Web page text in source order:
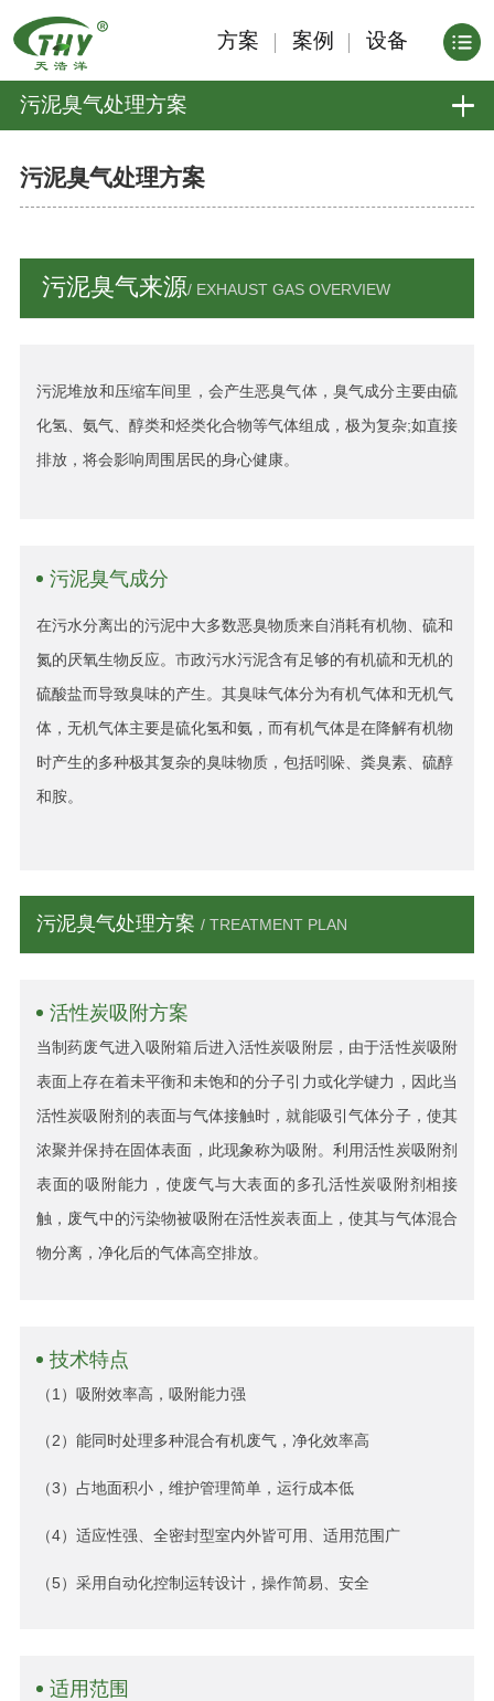
方案 案例 设备
污泥臭气处理方案
污泥臭气处理方案
污泥臭气来源/ EXHAUST GAS OVERVIEW
污泥堆放和压缩车间里，会产生恶臭气体，臭气成分主要由硫
化氢、氨气、醇类和烃类化合物等气体组成，极为复杂;如直接
排放，将会影响周围居民的身心健康。
污泥臭气成分
在污水分离出的污泥中大多数恶臭物质来自消耗有机物、硫和
氮的厌氧生物反应。市政污水污泥含有足够的有机硫和无机的
硫酸盐而导致臭味的产生。其臭味气体分为有机气体和无机气
体，无机气体主要是硫化氢和氨，而有机气体是在降解有机物
时产生的多种极其复杂的臭味物质，包括吲哚、粪臭素、硫醇
和胺。
污泥臭气处理方案 / TREATMENT PLAN
活性炭吸附方案
当制药废气进入吸附箱后进入活性炭吸附层，由于活性炭吸附
表面上存在着未平衡和未饱和的分子引力或化学键力，因此当
活性炭吸附剂的表面与气体接触时，就能吸引气体分子，使其
浓聚并保持在固体表面，此现象称为吸附。利用活性炭吸附剂
表面的吸附能力，使废气与大表面的多孔活性炭吸附剂相接
触，废气中的污染物被吸附在活性炭表面上，使其与气体混合
物分离，净化后的气体高空排放。
技术特点
（1）吸附效率高，吸附能力强
（2）能同时处理多种混合有机废气，净化效率高
（3）占地面积小，维护管理简单，运行成本低
（4）适应性强、全密封型室内外皆可用、适用范围广
（5）采用自动化控制运转设计，操作简易、安全
适用范围